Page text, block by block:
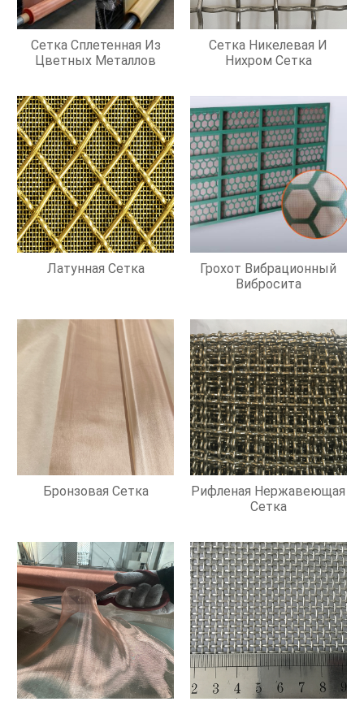
Сетка Сплетенная Из
Цветных Металлов
Сетка Никелевая И
Нихром Сетка
Латунная Сетка
Грохот Вибрационный
Вибросита
Бронзовая Сетка
Рифленая Нержавеющая
Сетка